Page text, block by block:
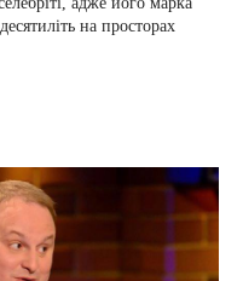
на просторах